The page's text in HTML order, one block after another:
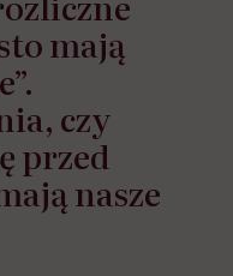
mają
czy
przed
nasze